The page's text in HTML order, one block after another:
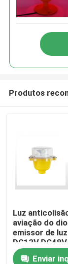
Produtos
Produtos
Luz
aviação do
emissor de
DC12V
construir
Enviar